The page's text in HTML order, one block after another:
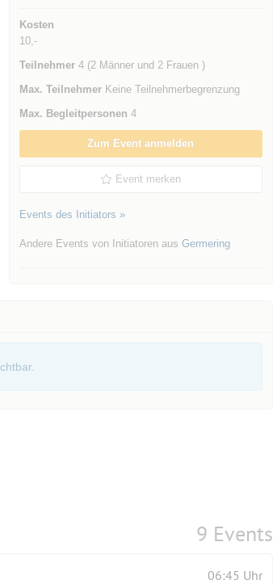
Kosten
10,-
Teilnehmer4 (2 Männer und 2 Frauen )
Max. TeilnehmerKeine Teilnehmerbegrenzung
Max. Begleitpersonen 4
Zum Event anmelden
Event merken
Events des Initiators »
Andere Events von Initiatoren aus Germering
9 Events
06:45 Uhr